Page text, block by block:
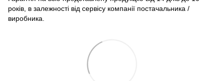
років, в залежності від сервісу компанії постачальника /
виробника.